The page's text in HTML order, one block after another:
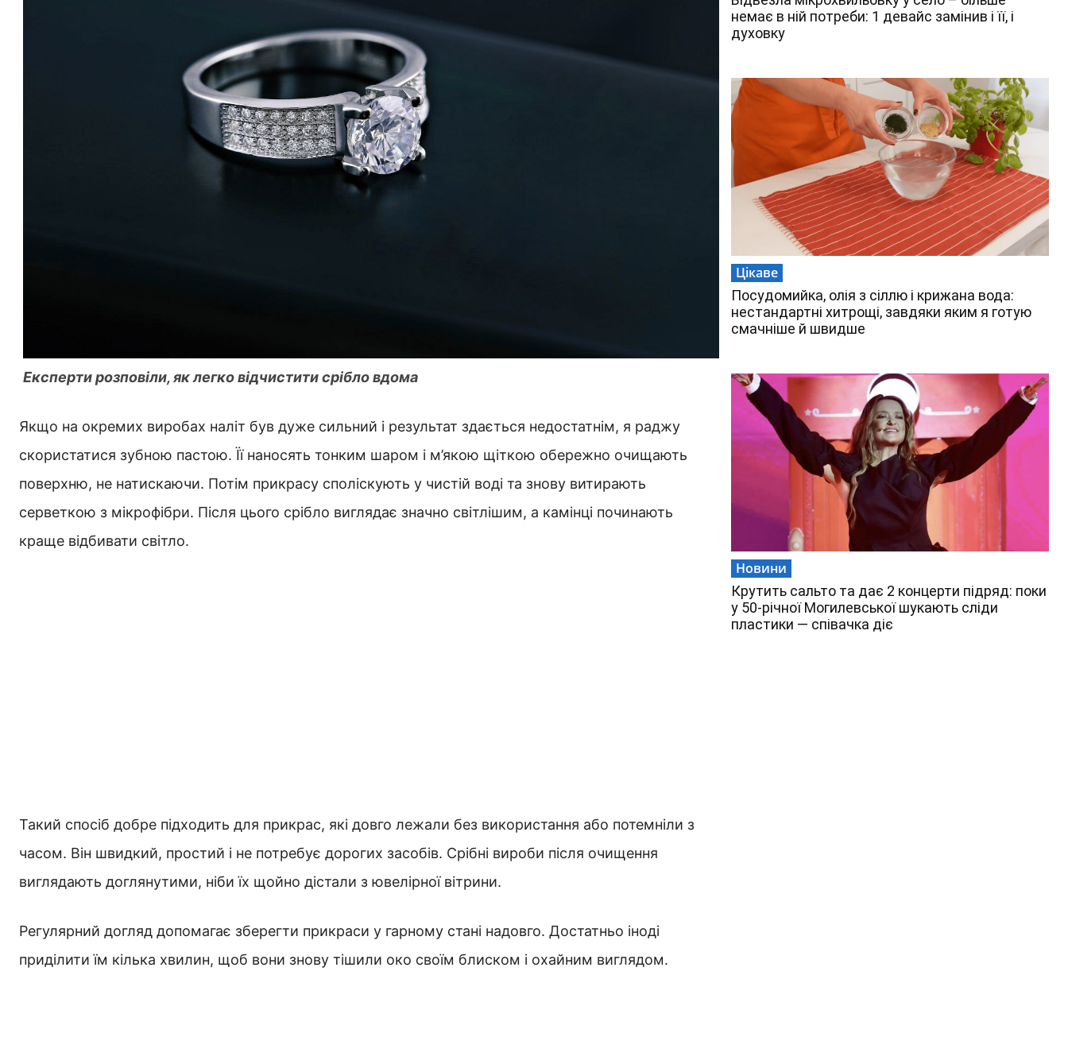
Експерти розповіли, як легко відчистити срібло вдома
Якщо на окремих виробах наліт був дуже сильний і результат здається недостатнім, я раджу
скористатися зубною пастою. Її наносять тонким шаром і м’якою щіткою обережно очищають
поверхню, не натискаючи. Потім прикрасу споліскують у чистій воді та знову витирають
серветкою з мікрофібри. Після цього срібло виглядає значно світлішим, а камінці починають
краще відбивати світло.
Такий спосіб добре підходить для прикрас, які довго лежали без використання або потемніли з
часом. Він швидкий, простий і не потребує дорогих засобів. Срібні вироби після очищення
виглядають доглянутими, ніби їх щойно дістали з ювелірної вітрини.
Регулярний догляд допомагає зберегти прикраси у гарному стані надовго. Достатньо іноді
приділити їм кілька хвилин, щоб вони знову тішили око своїм блиском і охайним виглядом.
немає в ній потреби: 1 девайс замінив і її, і
духовку
Цікаве
Посудомийка, олія з сіллю і крижана вода:
нестандартні хитрощі, завдяки яким я готую
смачніше й швидше
Новини
Крутить сальто та дає 2 концерти підряд: поки
у 50-річної Могилевської шукають сліди
пластики — співачка діє